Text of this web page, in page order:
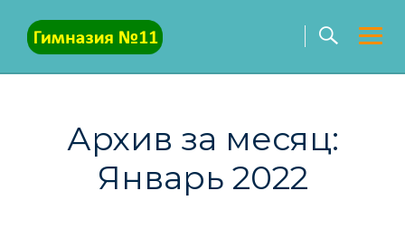
content
Архив за месяц:
Январь 2022